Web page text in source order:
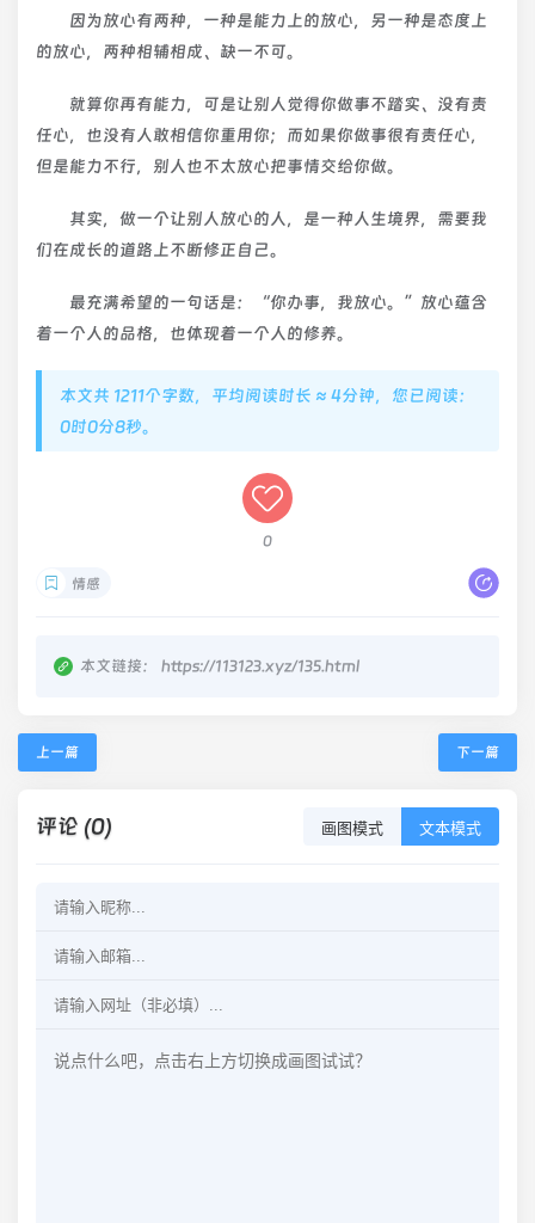
因为放心有两种，一种是能力上的放心，另一种是态度上
的放心，两种相辅相成、缺一不可。
就算你再有能力，可是让别人觉得你做事不踏实、没有责
任心，也没有人敢相信你重用你；而如果你做事很有责任心，
但是能力不行，别人也不太放心把事情交给你做。
其实，做一个让别人放心的人，是一种人生境界，需要我
们在成长的道路上不断修正自己。
最充满希望的一句话是：“你办事，我放心。”放心蕴含
着一个人的品格，也体现着一个人的修养。
本文共 1211个字数，平均阅读时长 ≈ 4分钟，您已阅读：
0时0分9秒。
0
情感
本文链接： https://113123.xyz/135.html
上一篇 下一篇
评论 (0) 画图模式 文本模式